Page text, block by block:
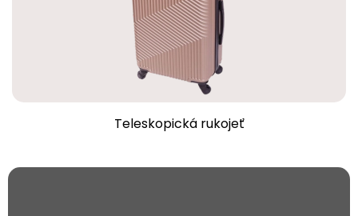
Teleskopická rukojeť